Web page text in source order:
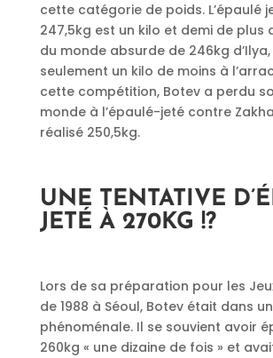
cette catégorie de poids. L’épaulé
247,5kg est un kilo et demi de plus
du monde absurde de 246kg
seulement un kilo de moins à
cette compétition, Botev a perdu
monde à l’épaulé-jeté contre
réalisé 250,5kg.
UNE TENTATIVE
JETÉ À 270KG !?
Lors de sa préparation pour les
de 1988 à Séoul, Botev était dans
phénoménale. Il se souvient avoir
260kg « une dizaine de fois » et